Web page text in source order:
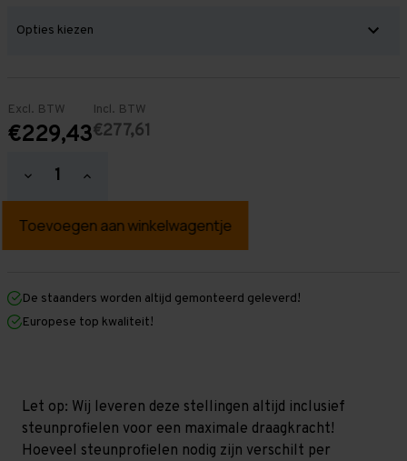
Excl. BTW
€229,43
Incl. BTW
€277,61
Hoeveelheid
verlagen
Grootvakstelling
mm
mm
x
800
niveaus
(Liggers:
1.850
mm)
Hoeveelheid
verhogen
Grootvakstelling
mm
mm
800
niveaus
(Liggers:
1.850
mm)
De staanders worden altijd gemonteerd geleverd!
Europese top kwaliteit!
Let op: Wij leveren deze stellingen altijd inclusief
steunprofielen voor een maximale draagkracht!
Hoeveel steunprofielen nodig zijn verschilt per